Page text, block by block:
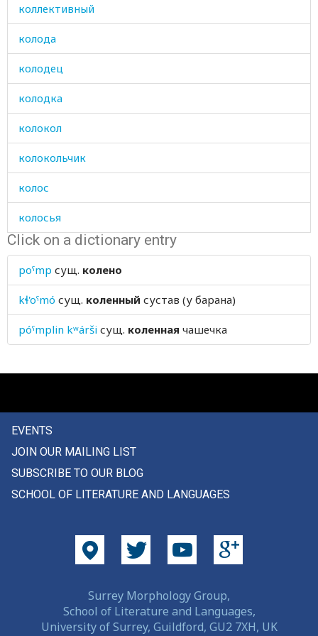
коллективный
колода
колодец
колодка
колокол
колокольчик
колос
колосья
колотушка
колоть
колхоз
колчерукий
колючий
колючка
компания
Click on a dictionary entry
poˤmp сущ. колено
kɬ'oˤmó сущ. коленный сустав (у барана)
póˤmplin kʷárši сущ. коленная чашечка
EVENTS
JOIN OUR MAILING LIST
SUBSCRIBE TO OUR BLOG
SCHOOL OF LITERATURE AND LANGUAGES
Surrey Morphology Group,
School of Literature and Languages,
University of Surrey, Guildford, GU2 7XH, UK